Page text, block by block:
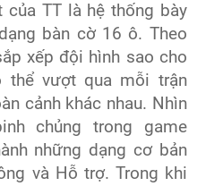
TT là hệ thống bày
bàn cờ 16 ô. Theo
xếp đội hình sao cho
thể vượt qua mỗi trận
cảnh khác nhau. Nhìn
chủng trong game
những dạng cơ bản
và Hỗ trợ. Trong khi